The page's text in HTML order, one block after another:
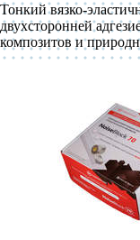
Тонкий вязко-
двухсторонней
композитов и